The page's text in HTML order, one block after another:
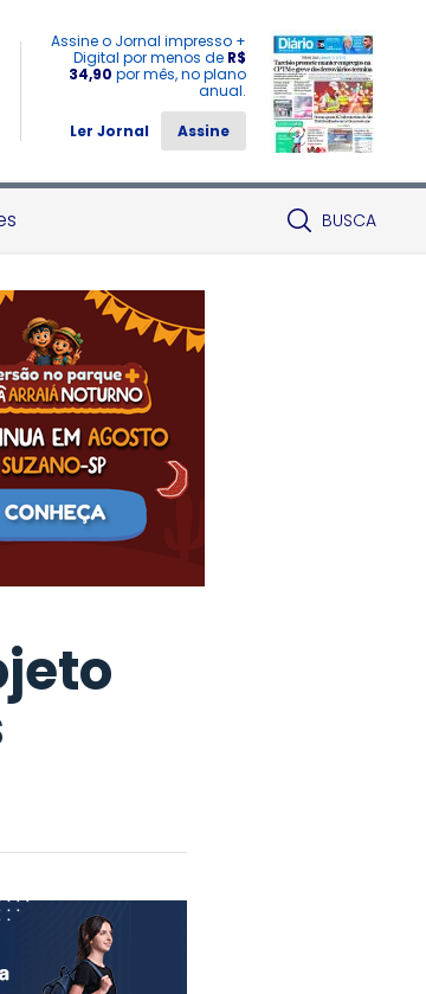
Assine o Jornal impresso +
Digital por menos de R$
34,90 por mês, no plano
anual.
Ler Jornal
Assine
BUSCA